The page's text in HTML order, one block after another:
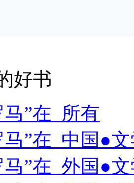
好书
马”在 所有
马”在 中国●
马”在 外国●